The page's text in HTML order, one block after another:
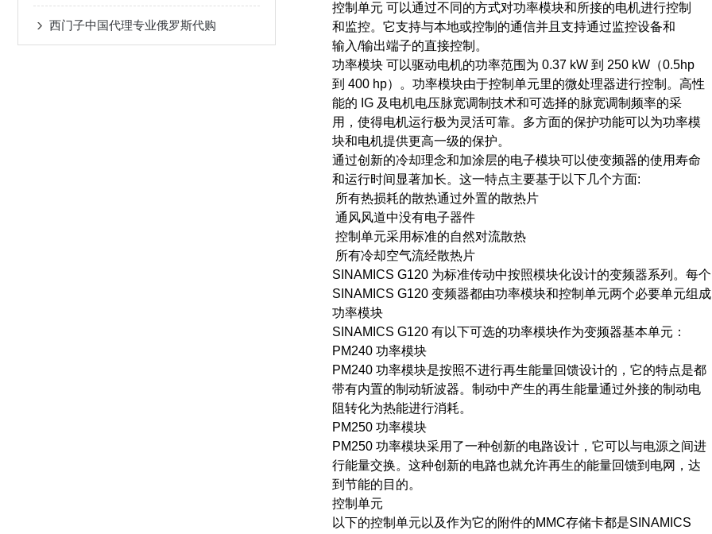
西门子中国代理专业俄罗斯代购
控制单元 可以通过不同的方式对功率模块和所接的电机进行控制
和监控。它支持与本地或控制的通信并且支持通过监控设备和
输入/输出端子的直接控制。
功率模块 可以驱动电机的功率范围为 0.37 kW 到 250 kW（0.5hp
到 400 hp）。功率模块由于控制单元里的微处理器进行控制。高性
能的 IG 及电机电压脉宽调制技术和可选择的脉宽调制频率的采
用，使得电机运行极为灵活可靠。多方面的保护功能可以为功率模
块和电机提供更高一级的保护。
通过创新的冷却理念和加涂层的电子模块可以使变频器的使用寿命
和运行时间显著加长。这一特点主要基于以下几个方面:
所有热损耗的散热通过外置的散热片
通风风道中没有电子器件
控制单元采用标准的自然对流散热
所有冷却空气流经散热片
SINAMICS G120 为标准传动中按照模块化设计的变频器系列。每个
SINAMICS G120 变频器都由功率模块和控制单元两个必要单元组
功率模块
SINAMICS G120 有以下可选的功率模块作为变频器基本单元：
PM240 功率模块
PM240 功率模块是按照不进行再生能量回馈设计的，它的特点是都
带有内置的制动斩波器。制动中产生的再生能量通过外接的制动电
阻转化为热能进行消耗。
PM250 功率模块
PM250 功率模块采用了一种创新的电路设计，它可以与电源之间进
行能量交换。这种创新的电路也就允许再生的能量回馈到电网，达
到节能的目的。
控制单元
以下的控制单元以及作为它的附件的MMC存储卡都是SINAMICS